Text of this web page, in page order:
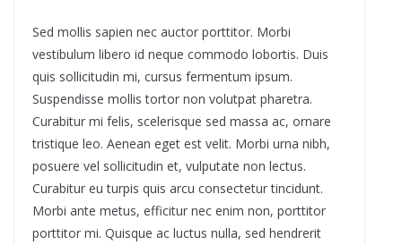
Sed mollis sapien nec auctor porttitor. Morbi
vestibulum libero id neque commodo lobortis. Duis
quis sollicitudin mi, cursus fermentum ipsum.
Suspendisse mollis tortor non volutpat pharetra.
Curabitur mi felis, scelerisque sed massa ac, ornare
tristique leo. Aenean eget est velit. Morbi urna nibh,
posuere vel sollicitudin et, vulputate non lectus.
Curabitur eu turpis quis arcu consectetur tincidunt.
Morbi ante metus, efficitur nec enim non, porttitor
porttitor mi. Quisque ac luctus nulla, sed hendrerit